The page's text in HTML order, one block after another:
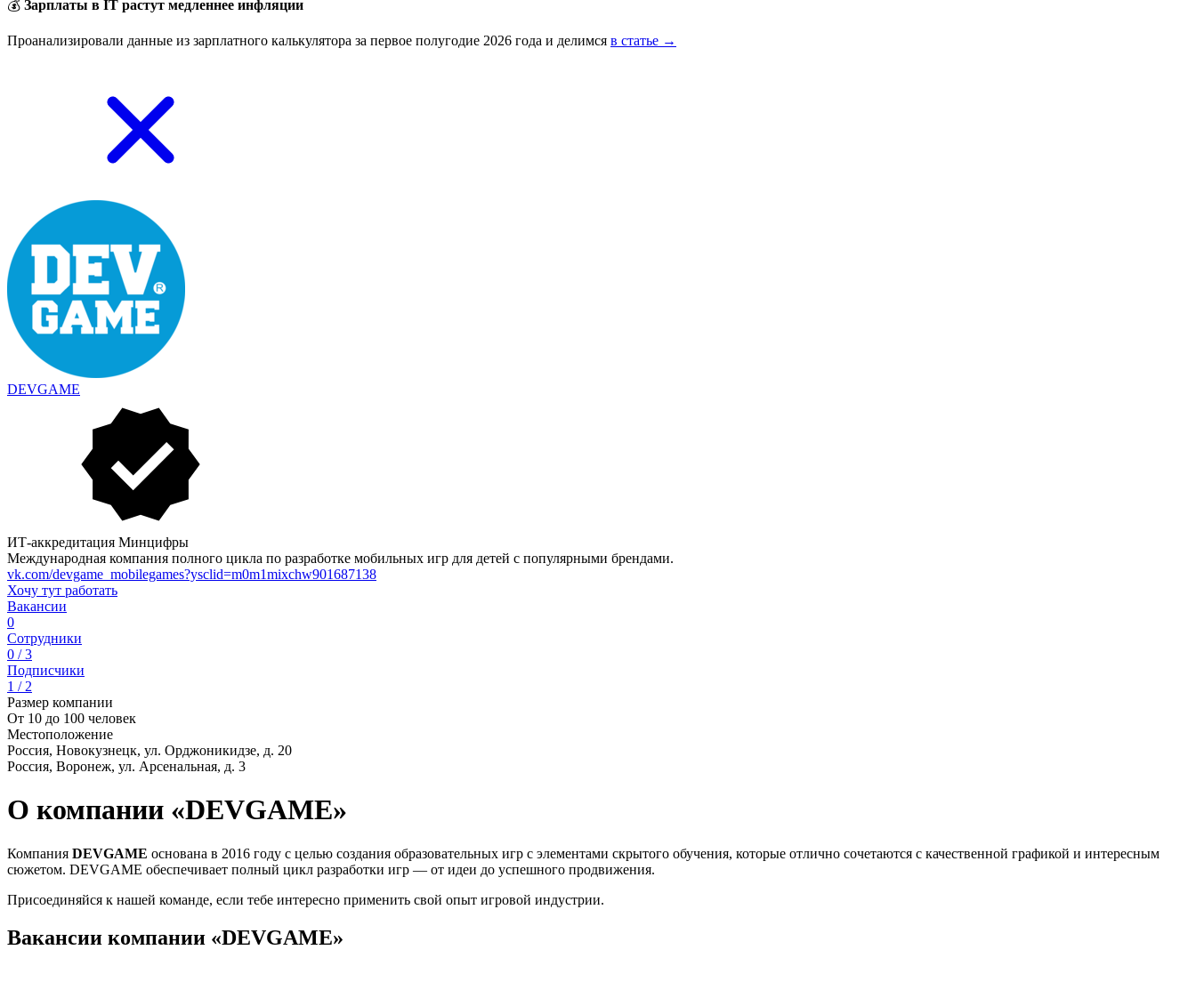
💰 Зарплаты в IT растут медленнее инфляции
Проанализировали данные из зарплатного калькулятора за первое полугодие 2026 года и делимся в статье →
DEVGAME
ИТ-аккредитация Минцифры
Международная компания полного цикла по разработке мобильных игр для детей с популярными брендами.
vk.com/devgame_mobilegames?ysclid=m0m1mixchw901687138
Хочу тут работать
Вакансии
0
Сотрудники
0 / 3
Подписчики
1 / 2
Размер компании
От 10 до 100 человек
Местоположение
Россия, Новокузнецк, ул. Орджоникидзе, д. 20
Россия, Воронеж, ул. Арсенальная, д. 3
О компании «DEVGAME»
Компания DEVGAME основана в 2016 году с целью создания образовательных игр с элементами скрытого обучения, которые отлично сочетаются с качественной графикой и интересным
сюжетом. DEVGAME обеспечивает полный цикл разработки игр — от идеи до успешного продвижения.
Присоединяйся к нашей команде, если тебе интересно применить свой опыт игровой индустрии.
Вакансии компании «DEVGAME»